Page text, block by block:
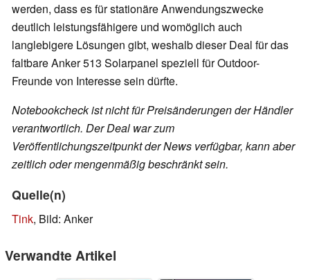
werden, dass es für stationäre Anwendungszwecke
deutlich leistungsfähigere und womöglich auch
langlebigere Lösungen gibt, weshalb dieser Deal für das
faltbare Anker 513 Solarpanel speziell für Outdoor-
Freunde von Interesse sein dürfte.
Notebookcheck ist nicht für Preisänderungen der Händler
verantwortlich. Der Deal war zum
Veröffentlichungszeitpunkt der News verfügbar, kann aber
zeitlich oder mengenmäßig beschränkt sein.
Quelle(n)
Tink, Bild: Anker
Verwandte Artikel